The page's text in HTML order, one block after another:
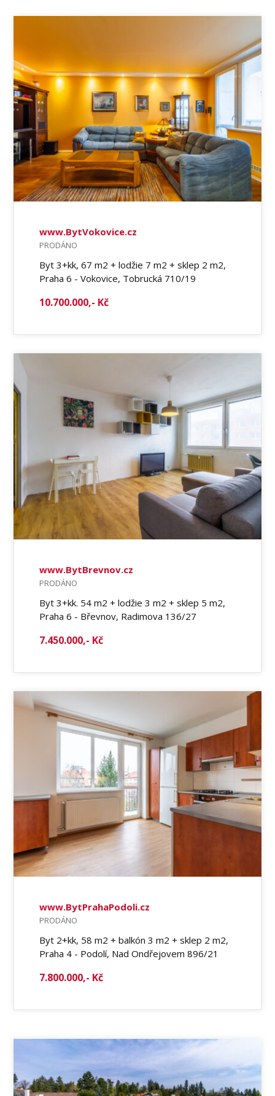
www.BytVokovice.cz
PRODÁNO
Byt 3+kk, 67 m2 + lodžie 7 m2 + sklep 2 m2,
Praha 6 - Vokovice, Tobrucká 710/19
10.700.000,- Kč
www.BytBrevnov.cz
PRODÁNO
Byt 3+kk. 54 m2 + lodžie 3 m2 + sklep 5 m2,
Praha 6 - Břevnov, Radimova 136/27
7.450.000,- Kč
www.BytPrahaPodoli.cz
PRODÁNO
Byt 2+kk, 58 m2 + balkón 3 m2 + sklep 2 m2,
Praha 4 - Podolí, Nad Ondřejovem 896/21
7.800.000,- Kč